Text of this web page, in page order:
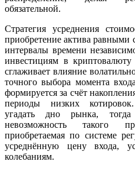
обязательной.
Стратегия усреднения
приобретение актива
интервалы времени
инвестициям в
сглаживает влияние
точного выбора момента
формируется за счёт
периоды низких
угадать дно рынка,
невозможность такого
приобретаемая по системе
усреднённую цену входа,
колебаниям.